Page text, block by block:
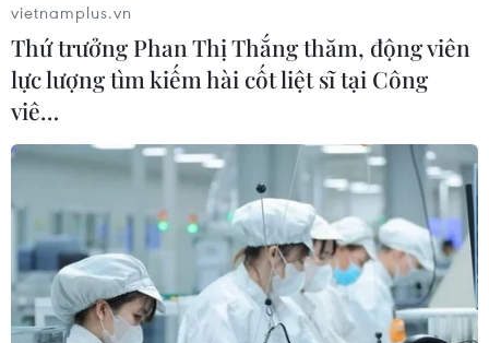
vietnamplus.vn
Thứ trưởng Phan Thị Thắng thăm, động viên
lực lượng tìm kiếm hài cốt liệt sĩ tại Công
viê…